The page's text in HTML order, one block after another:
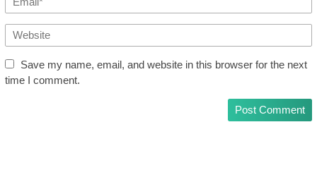
Save my name, email, and website in this browser for the next
time I comment.